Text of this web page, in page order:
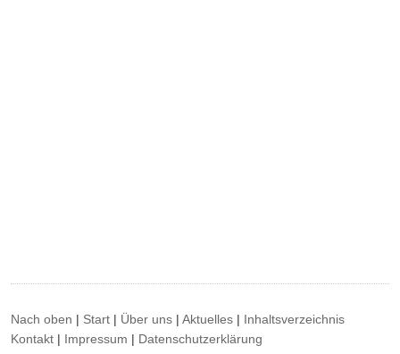
Nach oben | Start | Über uns |Aktuelles | Inhaltsverzeichnis
Kontakt | Impressum | Datenschutzerklärung